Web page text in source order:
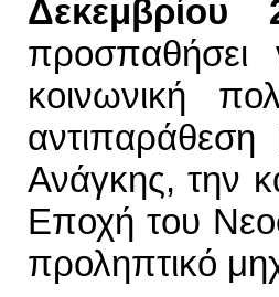
προσπαθήσει
κοινωνική
Ανάγκης, την
Εποχή του
προληπτικό